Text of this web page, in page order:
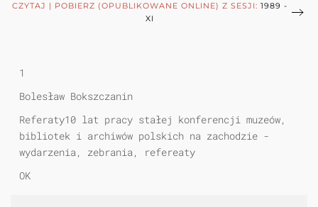
CZYTAJ | POBIERZ (OPUBLIKOWANE ONLINE) Z SESJI: 1989 -
XI
1
Bolesław Bokszczanin
Referaty10 lat pracy stałej konferencji muzeów,
bibliotek i archiwów polskich na zachodzie -
wydarzenia, zebrania, refereaty
OK